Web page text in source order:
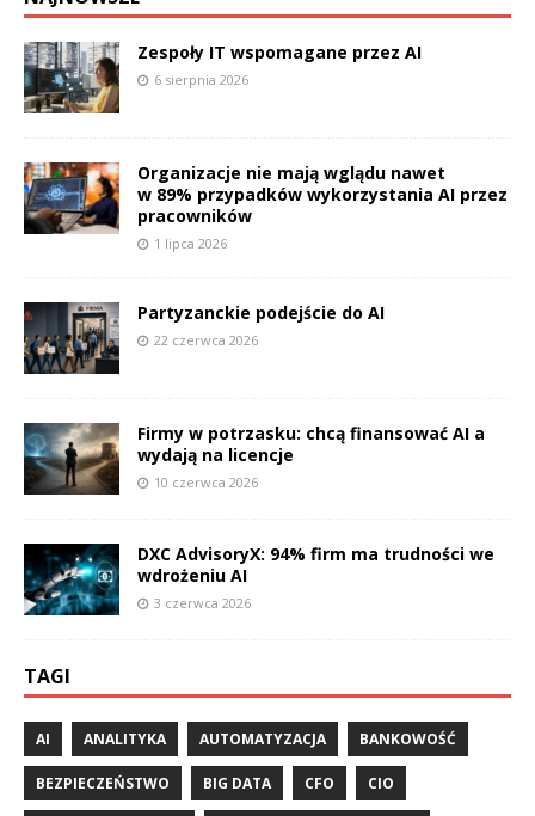
Zespoły IT wspomagane przez AI
6 sierpnia 2026
Organizacje nie mają wglądu nawet
w 89% przypadków wykorzystania AI przez
pracowników
1 lipca 2026
Partyzanckie podejście do AI
22 czerwca 2026
Firmy w potrzasku: chcą finansować AI a
wydają na licencje
10 czerwca 2026
DXC AdvisoryX: 94% firm ma trudności we
wdrożeniu AI
3 czerwca 2026
TAGI
AI ANALITYKA AUTOMATYZACJA BANKOWOŚĆ
BEZPIECZEŃSTWO BIG DATA CFO CIO